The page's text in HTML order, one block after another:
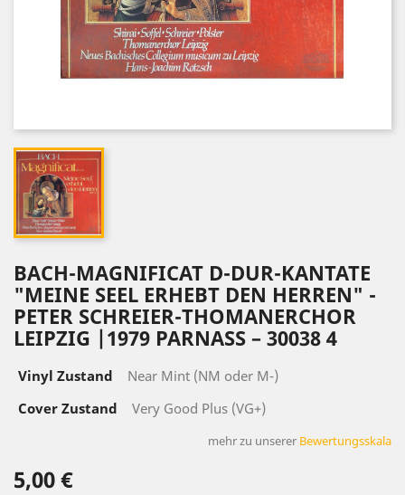
BACH-MAGNIFICAT D-DUR-KANTATE
"MEINE SEEL ERHEBT DEN HERREN" -
PETER SCHREIER-THOMANERCHOR
LEIPZIG |1979 PARNASS ‎– 30038 4
Vinyl Zustand
Near Mint (NM oder M-)
Cover Zustand
Very Good Plus (VG+)
mehr zu unserer Bewertungsskala
5,00 €